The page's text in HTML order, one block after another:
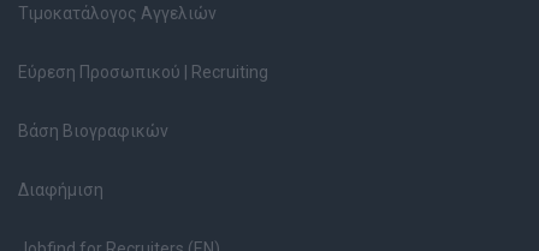
Τιμοκατάλογος Αγγελιών
Εύρεση Προσωπικού | Recruiting
Βάση Βιογραφικών
Διαφήμιση